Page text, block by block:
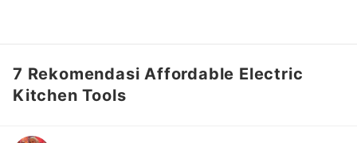
Dini Dinda
7 Rekomendasi Affordable Electric
Kitchen Tools